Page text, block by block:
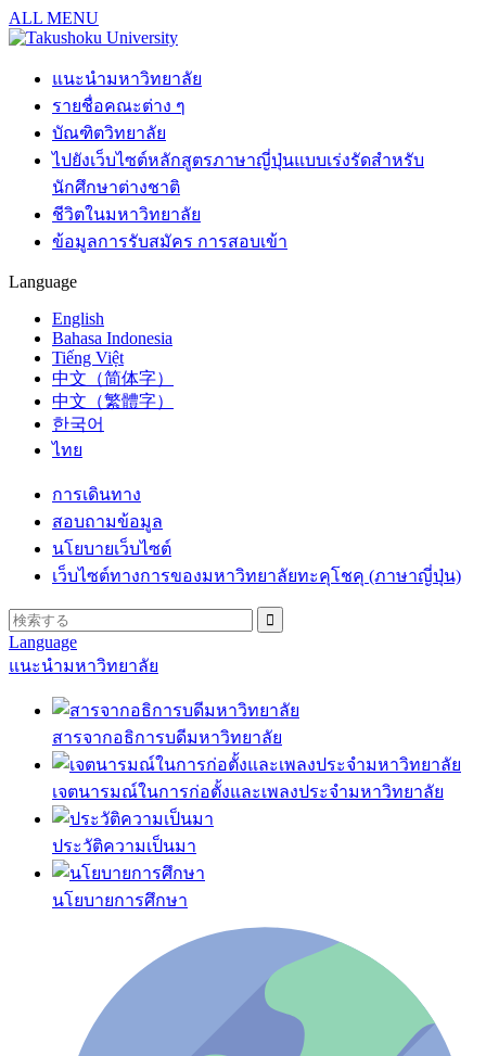
ALL MENU
แนะนำมหาวิทยาลัย
รายชื่อคณะต่าง ๆ
บัณฑิตวิทยาลัย
ไปยังเว็บไซต์หลักสูตรภาษาญี่ปุ่นแบบเร่งรัดสำหรับ
นักศึกษาต่างชาติ
ชีวิตในมหาวิทยาลัย
ข้อมูลการรับสมัคร การสอบเข้า
Language
English
Bahasa Indonesia
Tiếng Việt
中文（简体字）
中文（繁體字）
한국어
ไทย
การเดินทาง
สอบถามข้อมูล
นโยบายเว็บไซต์
เว็บไซต์ทางการของมหาวิทยาลัยทะคุโชคุ (ภาษาญี่ปุ่น)
Language
แนะนำมหาวิทยาลัย
สารจากอธิการบดีมหาวิทยาลัย
เจตนารมณ์ในการก่อตั้งและเพลงประจำมหาวิทยาลัย
ประวัติความเป็นมา
นโยบายการศึกษา